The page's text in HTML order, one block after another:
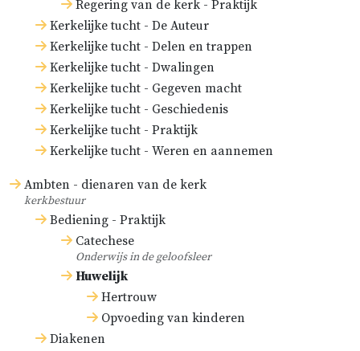
Regering van de kerk - Praktijk
Kerkelijke tucht - De Auteur
Kerkelijke tucht - Delen en trappen
Kerkelijke tucht - Dwalingen
Kerkelijke tucht - Gegeven macht
Kerkelijke tucht - Geschiedenis
Kerkelijke tucht - Praktijk
Kerkelijke tucht - Weren en aannemen
Ambten - dienaren van de kerk
kerkbestuur
Bediening - Praktijk
Catechese
Onderwijs in de geloofsleer
Huwelijk
Hertrouw
Opvoeding van kinderen
Diakenen